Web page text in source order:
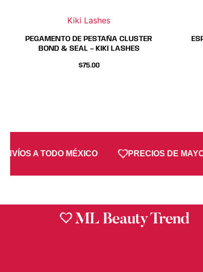
Kiki Lashes
PEGAMENTO DE PESTAÑA CLUSTER
BOND & SEAL – KIKI LASHES
$75.00
A TODO MÉXICO PRECIOS DE